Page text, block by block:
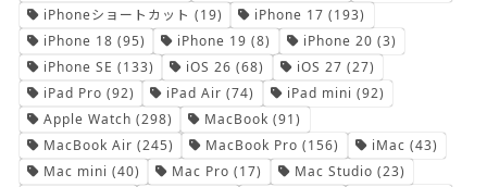
iPhoneショートカット (19) iPhone 17 (193)
iPhone 18 (95) iPhone 19 (8) iPhone 20 (3)
iPhone SE (133) iOS 26 (68) iOS 27 (27)
iPad Pro (92) iPad Air (74) iPad mini (92)
Apple Watch (298) MacBook (91)
MacBook Air (245) MacBook Pro (156) iMac (43)
Mac mini (40) Mac Pro (17) Mac Studio (23)